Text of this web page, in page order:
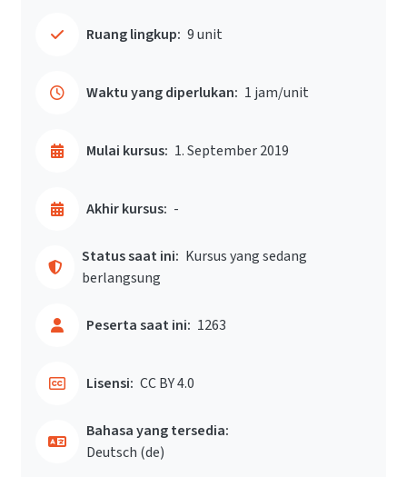
Ruang lingkup: 9 unit
Waktu yang diperlukan: 1 jam/unit
Mulai kursus: 1. September 2019
Akhir kursus: -
Status saat ini: Kursus yang sedang
berlangsung
Peserta saat ini: 1263
Lisensi: CC BY 4.0
Bahasa yang tersedia:
Deutsch ‎(de)‎